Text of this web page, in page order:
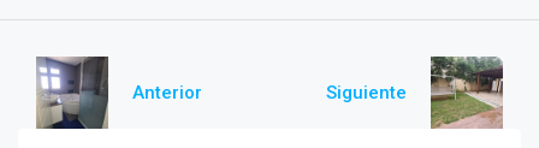
Anterior Siguiente